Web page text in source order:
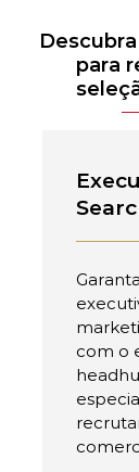
para
com o